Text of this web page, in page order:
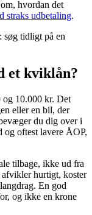
hvordan det
straks udbetaling.
søg tidligt på en
et kviklån?
10.000 kr. Det
eller en bil, der
du dig over i
og oftest lavere ÅOP,
tilbage, ikke ud fra
hurtigt, koster
En god
og ikke en krone